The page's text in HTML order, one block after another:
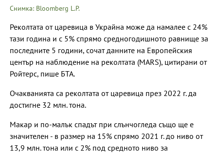
Снимка: Bloomberg L.P.
Реколтата от царевица в Украйна може да намалее с 24%
тази година и с 5% спрямо средногодишното равнище за
последните 5 години, сочат данните на Европейския
център на наблюдение на реколтата (MARS), цитирани от
Ройтерс, пише БТА.
Очакванията са реколтата от царевица през 2022 г. да
достигне 32 млн. тона.
Макар и по-малък спадът при слънчогледа също ще е
значителен - в размер на 15% спрямо 2021 г. до ниво от
13,9 млн. тона или с 2% под средното ниво за